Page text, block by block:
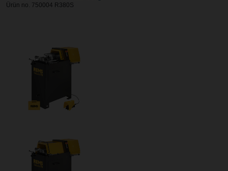
Ürün no. 750004 R380S